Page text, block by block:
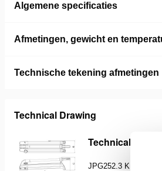
Algemene specificaties
Afmetingen, gewicht en
Technische tekening afmetingen
Technical Drawing
Technical
JPG252.3 KB